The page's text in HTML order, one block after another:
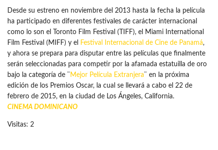
Desde su estreno en noviembre del 2013 hasta la fecha la película
ha participado en diferentes festivales de carácter internacional
como lo son el Toronto Film Festival (TIFF), el Miami International
Film Festival (MIFF) y el
Festival Internacional de Cine de Panamá,
y ahora se prepara para disputar entre las películas que finalmente
serán seleccionadas para competir por la afamada estatuilla de oro
bajo la categoría de ¨ Mejor Película Extranjera¨ en la próxima
edición de los Premios Oscar, la cual se llevará a cabo el 22 de
febrero de 2015, en la ciudad de Los Ángeles, California.
CINEMA DOMINICANO
Visitas: 2